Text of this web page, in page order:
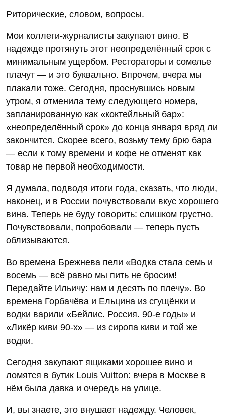
Риторические, словом, вопросы.
Мои коллеги-журналисты закупают вино. В
надежде протянуть этот неопределённый срок с
минимальным ущербом. Рестораторы и сомелье
плачут — и это буквально. Впрочем, вчера мы
плакали тоже. Сегодня, проснувшись новым
утром, я отменила тему следующего номера,
запланированную как «коктейльный бар»:
«неопределённый срок» до конца января вряд ли
закончится. Скорее всего, возьму тему брю бара
— если к тому времени и кофе не отменят как
товар не первой необходимости.
Я думала, подводя итоги года, сказать, что люди,
наконец, и в России почувствовали вкус хорошего
вина. Теперь не буду говорить: слишком грустно.
Почувствовали, попробовали — теперь пусть
облизываются.
Во времена Брежнева пели «Водка стала семь и
восемь — всё равно мы пить не бросим!
Передайте Ильичу: нам и десять по плечу». Во
времена Горбачёва и Ельцина из сгущёнки и
водки варили «Бейлис. Россия. 90-е годы» и
«Ликёр киви 90-х» — из сиропа киви и той же
водки.
Сегодня закупают ящиками хорошее вино и
ломятся в бутик Louis Vuitton: вчера в Москве в
нём была давка и очередь на улице.
И, вы знаете, это внушает надежду. Человек,